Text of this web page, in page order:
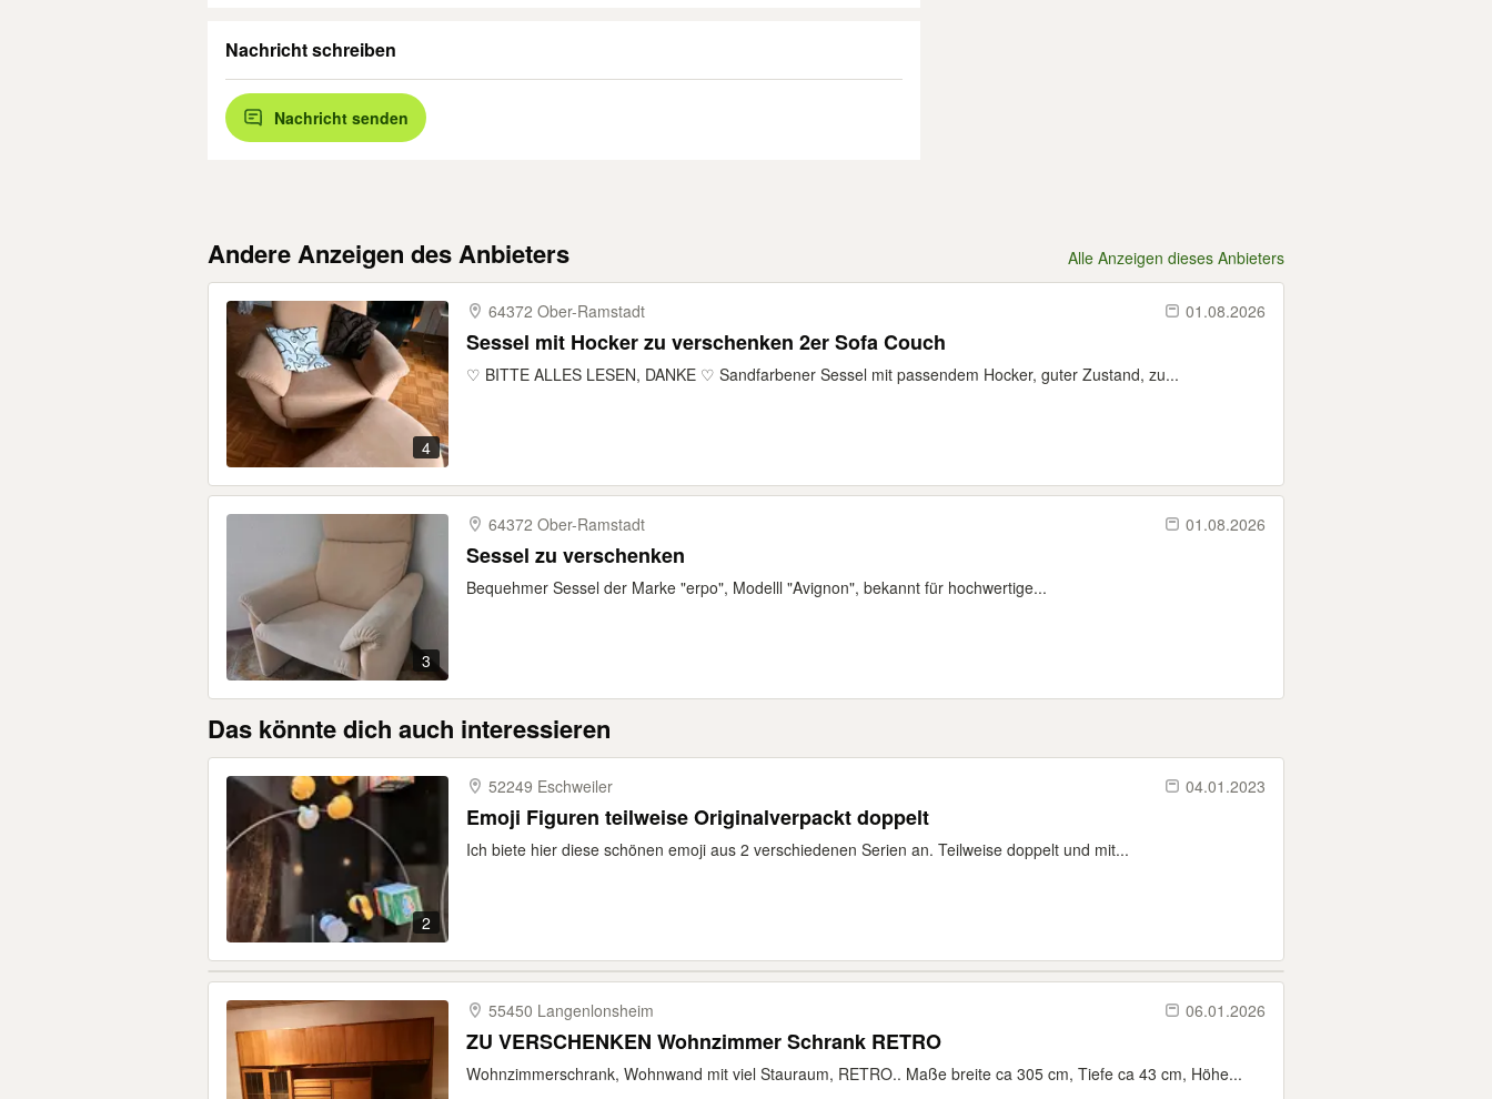
Nachricht schreiben
Nachricht senden
Andere Anzeigen des Anbieters Alle Anzeigen dieses Anbieters
4
64372 Ober-​Ramstadt 01.08.2026
Sessel mit Hocker zu verschenken 2er Sofa Couch
♡ BITTE ALLES LESEN, DANKE ♡ Sandfarbener Sessel mit passendem Hocker, guter Zustand, zu...
3
64372 Ober-​Ramstadt 01.08.2026
Sessel zu verschenken
Bequehmer Sessel der Marke "erpo", Modelll "Avignon", bekannt für hochwertige...
Das könnte dich auch interessieren
2
52249 Eschweiler 04.01.2023
Emoji Figuren teilweise Originalverpackt doppelt
Ich biete hier diese schönen emoji aus 2 verschiedenen Serien an. Teilweise doppelt und mit...
55450 Langenlonsheim 06.01.2026
ZU VERSCHENKEN Wohnzimmer Schrank RETRO
Wohnzimmerschrank, Wohnwand mit viel Stauraum, RETRO.. Maße breite ca 305 cm, Tiefe ca 43 cm, Höhe...